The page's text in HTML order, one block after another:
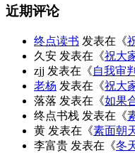
近期评论
终点读书 发表在《
久安 发表在《祝大
zjj 发表在《自我审
老杨 发表在《祝大
落落 发表在《如果
终点书栈 发表在《
黄 发表在《素面朝
李富贵 发表在《冬